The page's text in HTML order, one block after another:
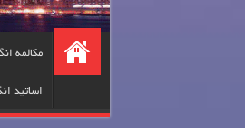
مکالمه
اساتید